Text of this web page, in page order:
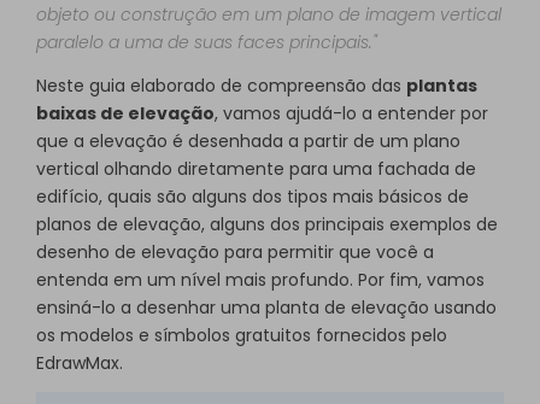
objeto ou construção em um plano de imagem vertical
paralelo a uma de suas faces principais."
Neste guia elaborado de compreensão das plantas
baixas de elevação, vamos ajudá-lo a entender por
que a elevação é desenhada a partir de um plano
vertical olhando diretamente para uma fachada de
edifício, quais são alguns dos tipos mais básicos de
planos de elevação, alguns dos principais exemplos de
desenho de elevação para permitir que você a
entenda em um nível mais profundo. Por fim, vamos
ensiná-lo a desenhar uma planta de elevação usando
os modelos e símbolos gratuitos fornecidos pelo
EdrawMax.